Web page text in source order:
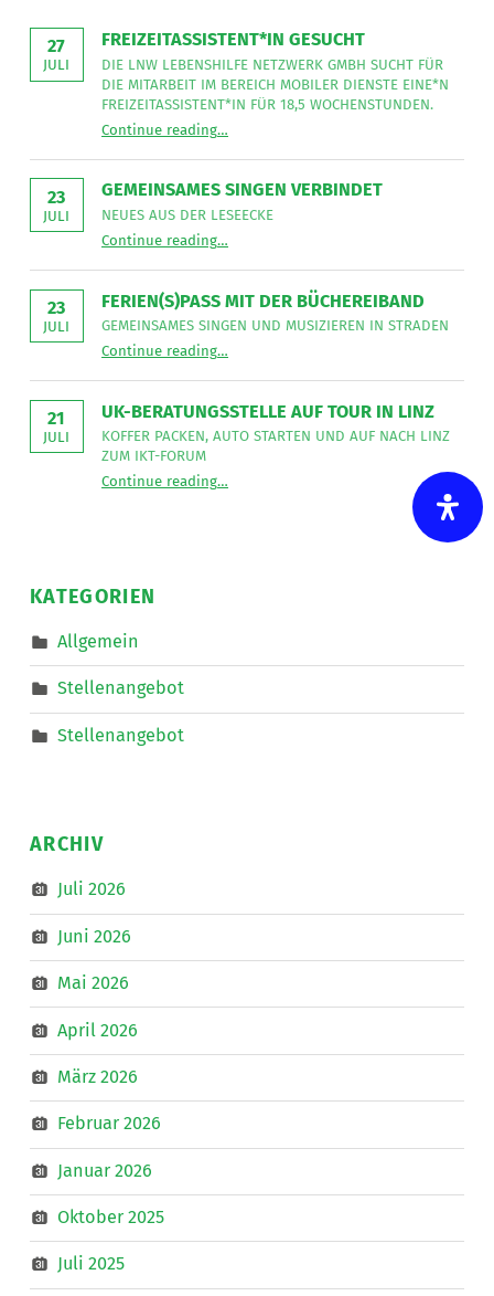
27
JULI
FREIZEITASSISTENT*IN GESUCHT
DIE LNW LEBENSHILFE NETZWERK GMBH SUCHT FÜR
DIE MITARBEIT IM BEREICH MOBILER DIENSTE EINE*N
FREIZEITASSISTENT*IN FÜR 18,5 WOCHENSTUNDEN.
Continue readingDie
Lebenshilfe
GmbH
für
die
Mitarbeit
im
Mobiler
eine*n
Freizeitassistent*in
für
…
23
JULI
GEMEINSAMES SINGEN VERBINDET
NEUES AUS DER LESEECKE
Continue readingNeues
der
”
…
23
JULI
FERIEN(S)PASS MIT DER BÜCHEREIBAND
GEMEINSAMES SINGEN UND MUSIZIEREN IN STRADEN
Continue readingGemeinsames
und
in
Straden
”
…
21
JULI
UK-BERATUNGSSTELLE AUF TOUR IN LINZ
KOFFER PACKEN, AUTO STARTEN UND AUF NACH LINZ
ZUM IKT-FORUM
Continue readingUK-Beratungsstelle auf Tour in Linz
Koffer
…
KATEGORIEN
Allgemein
Stellenangebot
Stellenangebot
ARCHIV
Juli 2026
Juni 2026
Mai 2026
April 2026
März 2026
Februar 2026
Januar 2026
Oktober 2025
Juli 2025